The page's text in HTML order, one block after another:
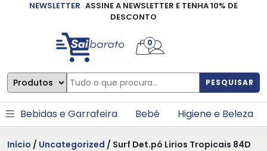
NEWSLETTER ASSINE A NEWSLETTER E TENHA 10% DE
DESCONTO
PESQUISAR
0
Bebidas e Garrafeira Bebé Higiene e Beleza
Início / Uncategorized / Surf Det.pó Lirios Tropicais 84D